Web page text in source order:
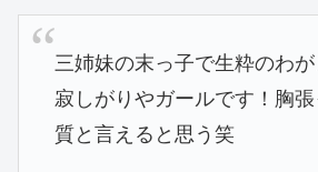
三姉妹の末っ子で生粋のわ
寂しがりやガールです！胸
質と言えると思う笑